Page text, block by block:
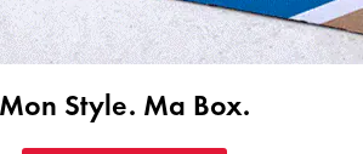
Mon Style. Ma Box.